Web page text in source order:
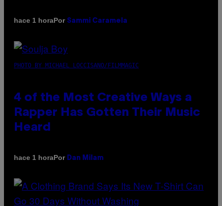
hace 1 horaPor Sammi Caramela
PHOTO BY MICHAEL LOCCISANO/FILMMAGIC
4 of the Most Creative Ways a
Rapper Has Gotten Their Music
Heard
hace 1 horaPor Dan Milam